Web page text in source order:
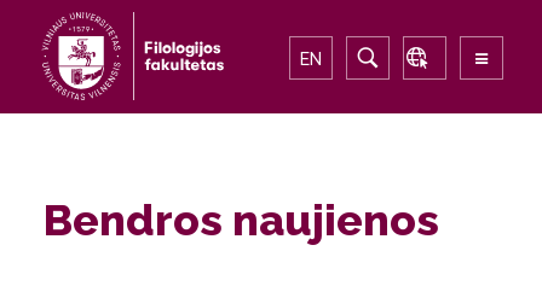
EN
Bendros naujienos